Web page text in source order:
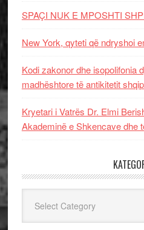
SPAÇI NUK E MPOSHTI
New York, qyteti që ndryshoi
Kodi zakonor dhe isopolifonia
madhështore të antikitetit
Kryetari i Vatrës Dr. Elmi
Akademinë e Shkencave dhe